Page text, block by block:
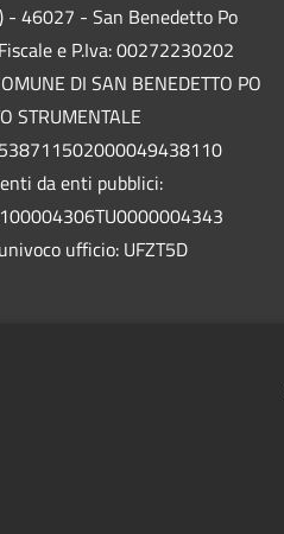
- 46027 - San Benedetto Po
e P.Iva: 00272230202
DI SAN BENEDETTO PO
STRUMENTALE
da enti pubblici:
ufficio: UFZT5D